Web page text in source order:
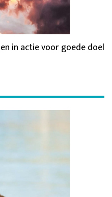
in actie voor goede doel